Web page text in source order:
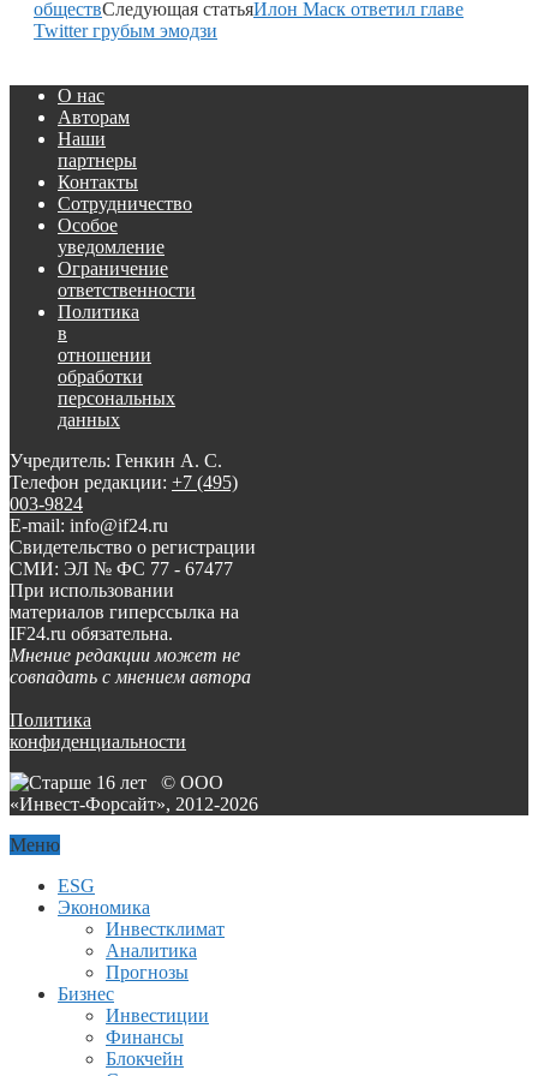
обществСледующая статьяИлон Маск ответил главе
Twitter грубым эмодзи
О нас
Авторам
Наши
партнеры
Контакты
Сотрудничество
Особое
уведомление
Ограничение
ответственности
Политика
в
отношении
обработки
персональных
данных
Учредитель: Генкин А. С.
Телефон редакции: +7 (495)
003-9824
E-mail: info@if24.ru
Свидетельство о регистрации
СМИ: ЭЛ № ФС 77 - 67477
При использовании
материалов гиперссылка на
IF24.ru обязательна.
Мнение редакции может не
совпадать с мнением автора
Политика
конфиденциальности
© ООО
«Инвест-Форсайт», 2012-2026
Меню
ESG
Экономика
Инвестклимат
Аналитика
Прогнозы
Бизнес
Инвестиции
Финансы
Блокчейн